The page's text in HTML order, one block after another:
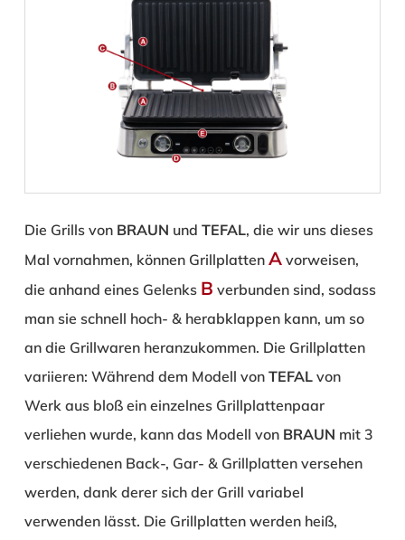
Die Grills von BRAUN und TEFAL, die wir uns dieses
Mal vornahmen, können Grillplatten Avorweisen,
die anhand eines Gelenks B verbunden sind, sodass
man sie schnell hoch- & herabklappen kann, um so
an die Grillwaren heranzukommen. Die Grillplatten
variieren: Während dem Modell von TEFALvon
Werk aus bloß ein einzelnes Grillplattenpaar
verliehen wurde, kann das Modell von BRAUN mit 3
verschiedenen Back-, Gar- & Grillplatten versehen
werden, dank derer sich der Grill variabel
verwenden lässt. Die Grillplatten werden heiß,